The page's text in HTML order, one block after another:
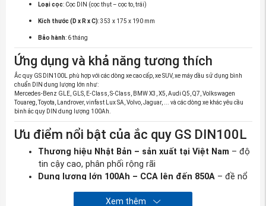
Loại cọc: Cọc DIN (cọc thụt – cọc to, trái)
Kích thước (D x R x C): 353 x 175 x 190 mm
Bảo hành: 6 tháng
Ứng dụng và khả năng tương thích
Ắc quy GS DIN100L phù hợp với các dòng xe cao cấp, xe SUV, xe máy dầu sử dụng bình
chuẩn DIN dung lượng lớn như:
Mercedes-Benz GLE, GLS, E-Class, S-Class, BMW X3, X5, Audi Q5, Q7, Volkswagen
Touareg, Toyota, Landrover, vinfast Lux SA, Volvo, Jaguar, ... và các dòng xe khác yêu cầu
bình ắc quy DIN dung lượng 100Ah.
Ưu điểm nổi bật của ắc quy GS DIN100L
Thương hiệu Nhật Bản – sản xuất tại Việt Nam – độ
tin cậy cao, phân phối rộng rãi
Dung lượng lớn 100Ah – CCA lên đến 850A– đề nổ
Công nghệ chì – canxi– giảm tiêu hao điện, chống
Xem thêm